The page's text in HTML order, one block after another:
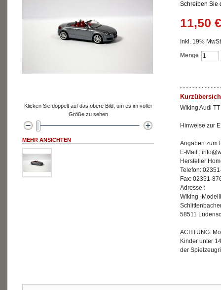
Schreiben Sie
11,50 €
Inkl. 19%
Menge
Wiking Audi
Hinweise zur
Angaben zum
E-Mail :
Hersteller
Telefon:
Fax: 02351-
Adresse :
Wiking -
58511
ACHTUNG:
Kinder unter
der
Klicken Sie doppelt auf das obere Bild, um es im voller
Größe zu sehen
MEHR ANSICHTEN